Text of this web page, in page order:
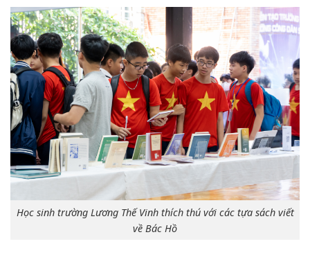
Học sinh trường Lương Thế Vinh thích thú với các tựa sách viết
về Bác Hồ